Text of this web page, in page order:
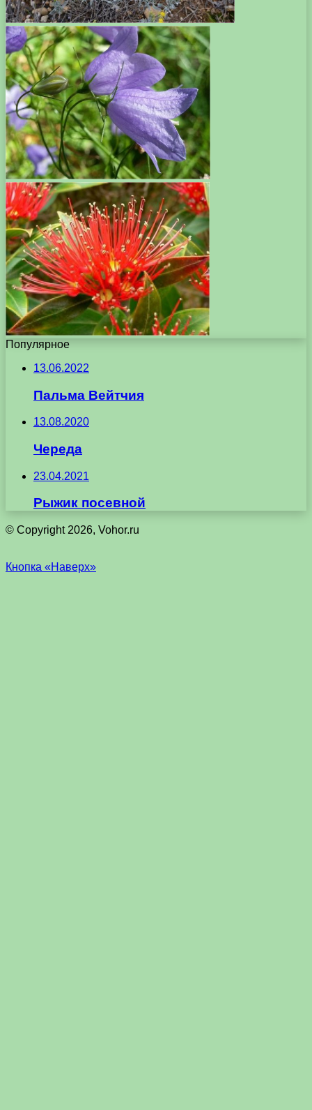
Популярное
13.06.2022
Пальма Вейтчия
13.08.2020
Череда
23.04.2021
Рыжик посевной
© Copyright 2026, Vohor.ru
Кнопка «Наверх»